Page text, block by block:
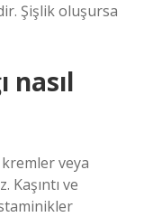
Şişlik oluşursa
nasıl
veya
ve